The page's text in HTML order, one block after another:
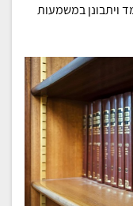
ויתבונן במשמעות